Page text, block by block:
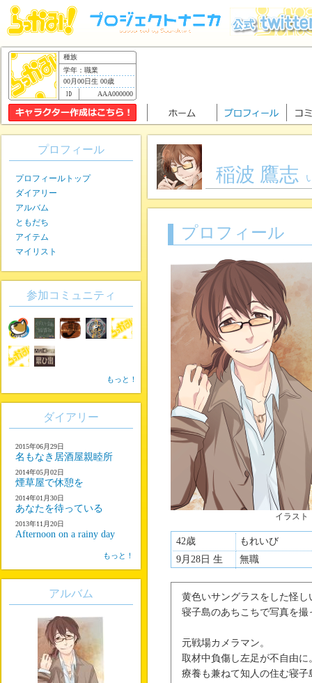
種族
学年：職業
00月00日生 00歳
AAA000000
稲波 鷹志
プロフィール
イラスト
42歳
もれいび
9月28日 生
無職
黄色いサングラスをした怪し
寝子島のあちこちで写真を
元戦場カメラマン。
取材中負傷し左足が不自由に
療養も兼ねて知人の住む寝子
プロフィール
プロフィールトップ
ダイアリー
アルバム
ともだち
アイテム
マイリスト
参加コミュニティ
もっと！
ダイアリー
2015年06月29日
名もなき居酒屋親睦所
2014年05月02日
煙草屋で休憩を
2014年01月30日
あなたを待っている
2013年11月20日
Afternoon on a rainy day
もっと！
アルバム